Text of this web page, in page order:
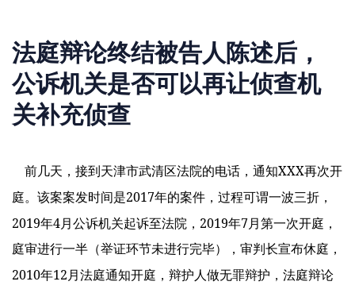
法庭辩论终结被告人陈述后，
公诉机关是否可以再让侦查机
关补充侦查
前几天，接到天津市武清区法院的电话，通知XXX再次开
庭。该案案发时间是2017年的案件，过程可谓一波三折，
2019年4月公诉机关起诉至法院， 2019年7月第一次开庭，
庭审进行一半（举证环节未进行完毕），审判长宣布休庭，
2010年12 月法庭通知开庭，辩护人做无罪辩护，法庭辩论